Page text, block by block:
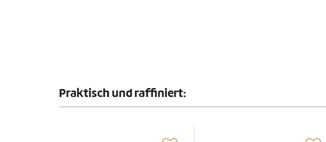
Praktisch und raffiniert: